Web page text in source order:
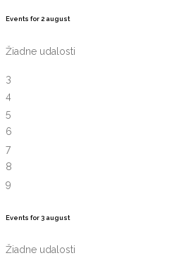
Events for 2 august
Žiadne udalosti
3
4
5
6
7
8
9
Events for3 august
Žiadne udalosti